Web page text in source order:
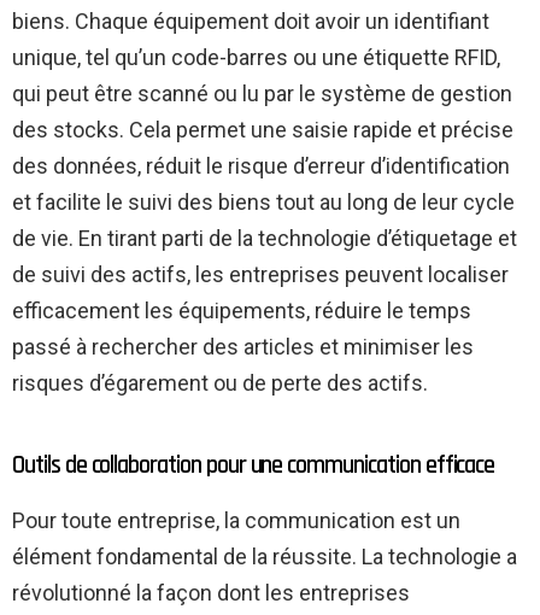
biens. Chaque équipement doit avoir un identifiant
unique, tel qu’un code-barres ou une étiquette RFID,
qui peut être scanné ou lu par le système de gestion
des stocks. Cela permet une saisie rapide et précise
des données, réduit le risque d’erreur d’identification
et facilite le suivi des biens tout au long de leur cycle
de vie. En tirant parti de la technologie d’étiquetage et
de suivi des actifs, les entreprises peuvent localiser
efficacement les équipements, réduire le temps
passé à rechercher des articles et minimiser les
risques d’égarement ou de perte des actifs.
Outils de collaboration pour une communication efficace
Pour toute entreprise, la communication est un
élément fondamental de la réussite. La technologie a
révolutionné la façon dont les entreprises